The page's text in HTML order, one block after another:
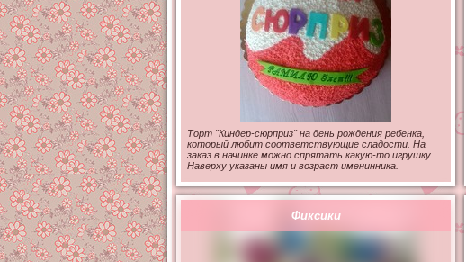
Торт "Киндер-сюрприз" на день рождения ребенка,
который любит соответствующие сладости. На
заказ в начинке можно спрятать какую-то игрушку.
Наверху указаны имя и возраст именинника.
Фиксики